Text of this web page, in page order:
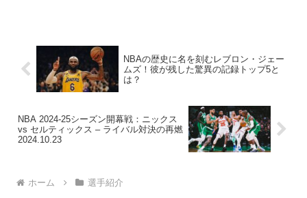
NBAの歴史に名を刻むレブロン・ジェー
ムズ！彼が残した驚異の記録トップ5と
は？
NBA 2024-25シーズン開幕戦：ニックス
vs セルティックス – ライバル対決の再燃
2024.10.23
ホーム 選手紹介